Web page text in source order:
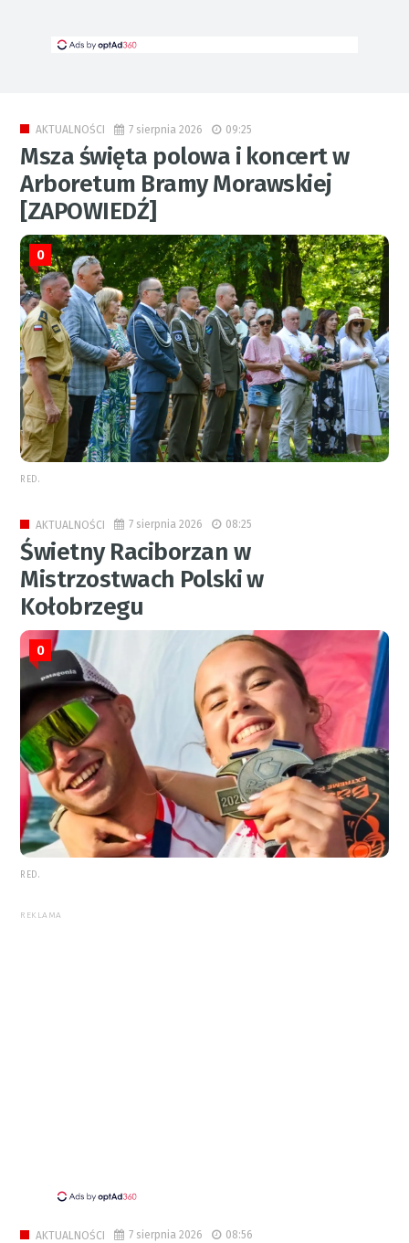
AKTUALNOŚCI 7 sierpnia 2026 09:25
Msza święta polowa i koncert w
Arboretum Bramy Morawskiej
[ZAPOWIEDŹ]
0
RED.
AKTUALNOŚCI 7 sierpnia 2026 08:25
Świetny Raciborzan w
Mistrzostwach Polski w
Kołobrzegu
0
RED.
REKLAMA
AKTUALNOŚCI 7 sierpnia 2026 08:56